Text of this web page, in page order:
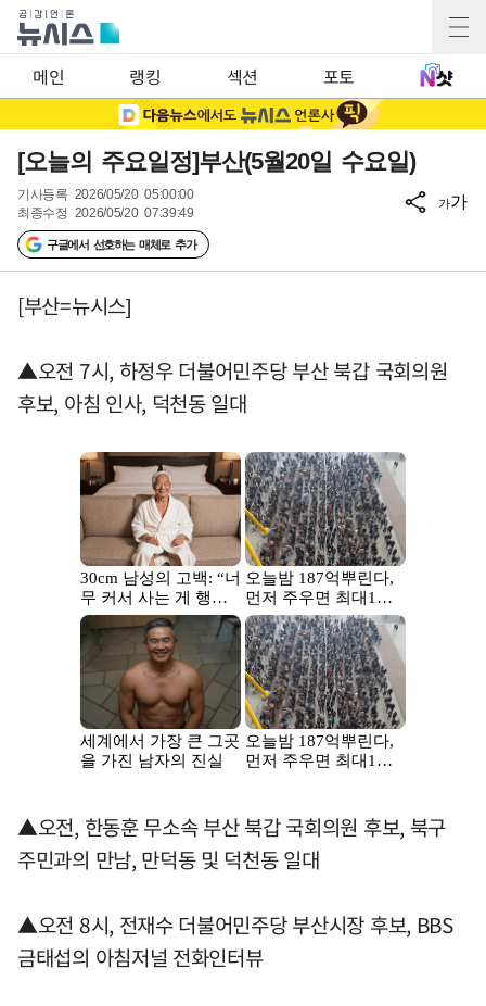
메인 랭킹 섹션 포토
[오늘의 주요일정]부산(5월20일 수요일)
기사등록 2026/05/20 05:00:00
최종수정 2026/05/20 07:39:49
구글에서 선호하는 매체로 추가
가가
[부산=뉴시스]
▲오전 7시, 하정우 더불어민주당 부산 북갑 국회의원
후보, 아침 인사, 덕천동 일대
▲오전, 한동훈 무소속 부산 북갑 국회의원 후보, 북구
주민과의 만남, 만덕동 및 덕천동 일대
▲오전 8시, 전재수 더불어민주당 부산시장 후보, BBS
금태섭의 아침저널 전화인터뷰